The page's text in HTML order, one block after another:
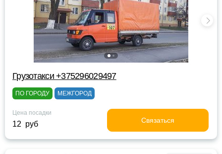
Грузотакси +375296029497
ПО ГОРОДУ МЕЖГОРОД
Цена посадки
12 руб Связаться